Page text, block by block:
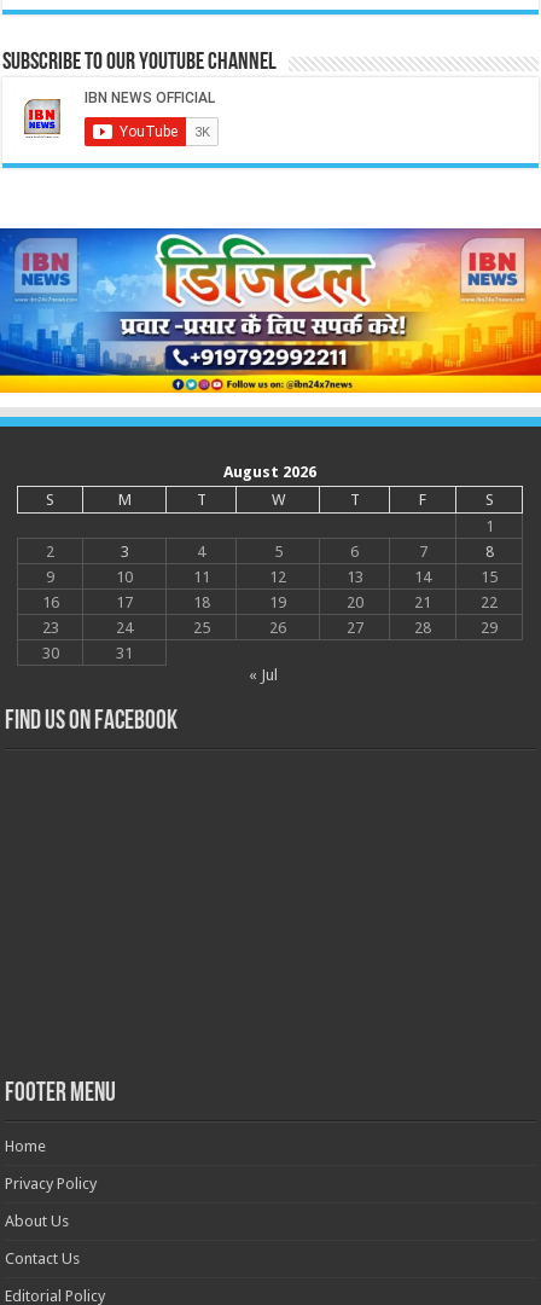
Subscribe to our Youtube Channel
August 2026
S
M T W T F
S
1
2
3 4 5 6 7
8
9
10 11 12 13 14
15
16
17 18 19 20 21
22
23
24 25 26 27 28
29
30
31
« Jul
Find us on Facebook
Footer Menu
Home
Privacy Policy
About Us
Contact Us
Editorial Policy